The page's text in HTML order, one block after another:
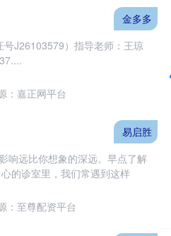
J26103579）指导老师：王琼
金多多
：嘉正网平台
响远比你想象的深远。早点了解
的诊室里，我们常遇到这样
易启胜
：至尊配资平台
-0.15%